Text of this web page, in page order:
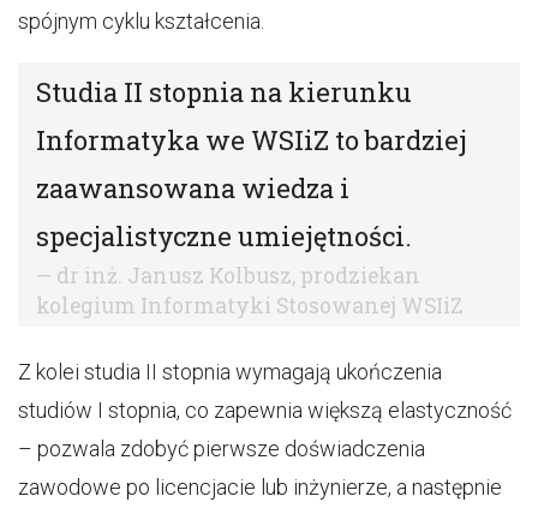
spójnym cyklu kształcenia.
Studia II stopnia na kierunku
Informatyka we WSIiZ to bardziej
zaawansowana wiedza i
specjalistyczne umiejętności.
dr inż. Janusz Kolbusz, prodziekan
kolegium Informatyki Stosowanej WSIiZ
Z kolei studia II stopnia wymagają ukończenia
studiów I stopnia, co zapewnia większą elastyczność
– pozwala zdobyć pierwsze doświadczenia
zawodowe po licencjacie lub inżynierze, a następnie